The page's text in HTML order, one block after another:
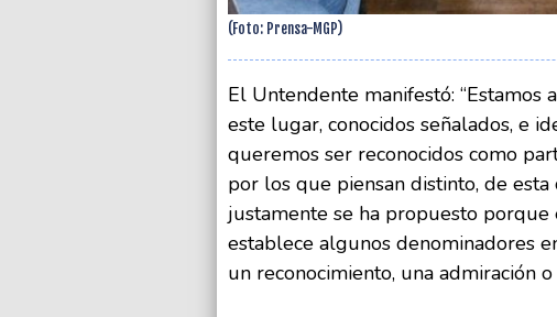
(Foto: Prensa-MGP)
El Untendente manifestó: “Estamos
este lugar, conocidos señalados, e
queremos ser reconocidos como
por los que piensan distinto, de
justamente se ha propuesto
establece algunos denominadores
un reconocimiento, una admiración